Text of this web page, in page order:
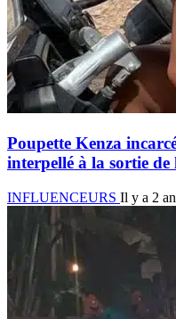
Poupette Kenza
interpellé à la sortie
INFLUENCEURS Il y a 2